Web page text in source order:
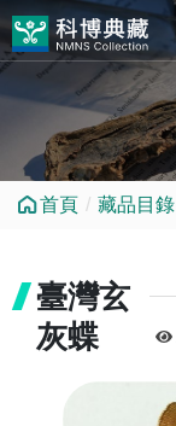
跳到中央內容區塊
首頁 藏品目錄
臺灣玄
灰蝶